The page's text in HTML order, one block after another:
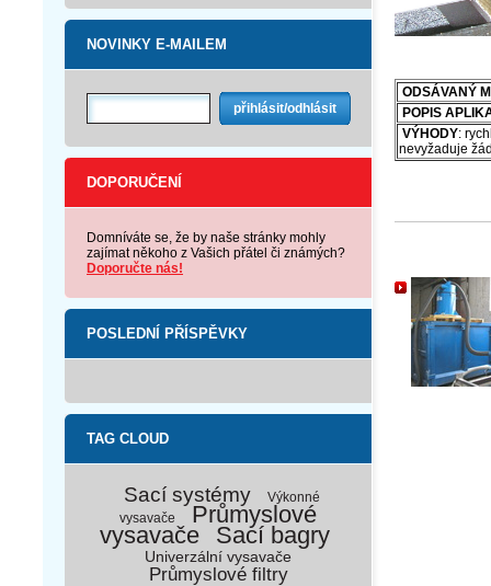
NOVINKY E-MAILEM
DOPORUČENÍ
Domníváte se, že by naše stránky mohly
zajímat někoho z Vašich přátel či známých?
Doporučte nás!
POSLEDNÍ PŘÍSPĚVKY
TAG CLOUD
Sací systémy
Výkonné
vysavače
Průmyslové
vysavače Sací bagry
Univerzální vysavače
Průmyslové filtry
ODSÁVANÝ
POPIS
VÝHODY:
nevyžaduje